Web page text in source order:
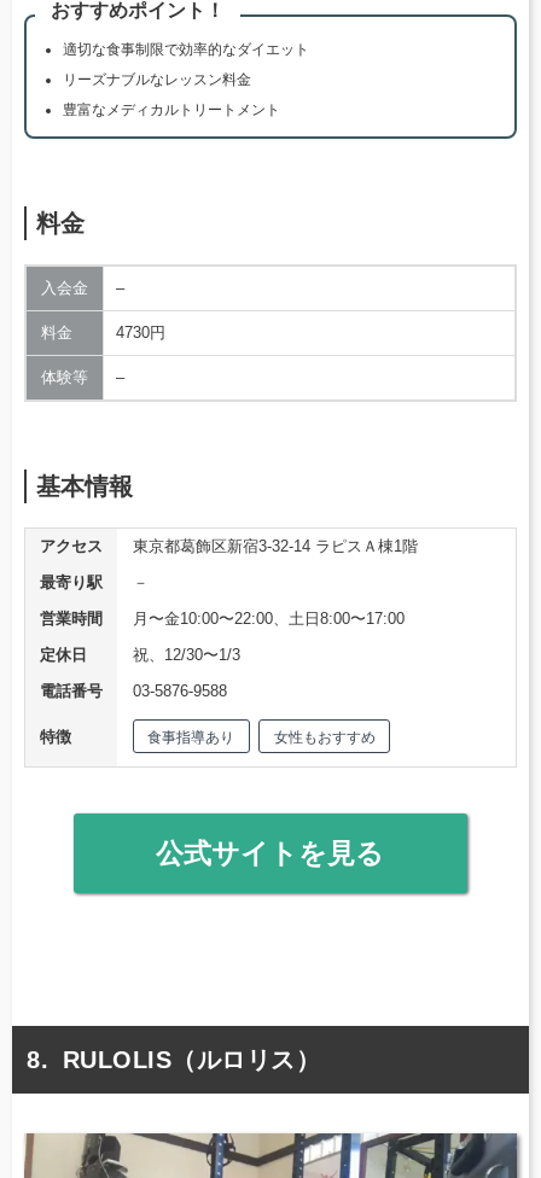
おすすめポイント！
適切な食事制限で効率的なダイエット
リーズナブルなレッスン料金
豊富なメディカルトリートメント
料金
入会金 –
料金 4730円
体験等 –
基本情報
アクセス
東京都葛飾区新宿3-32-14 ラピスＡ棟1階
最寄り駅
－
営業時間
月〜金10:00〜22:00、土日8:00〜17:00
定休日
祝、12/30〜1/3
電話番号
03-5876-9588
特徴 食事指導あり 女性もおすすめ
公式サイトを見る
RULOLIS（ルロリス）